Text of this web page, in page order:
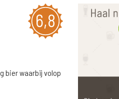
6,8
bier waarbij volop